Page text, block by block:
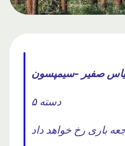
صفیر -سیمپسون
دسته ۵
باری رخ خواهد داد